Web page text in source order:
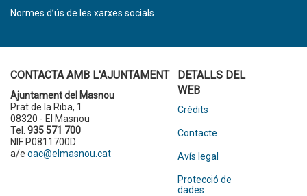
Normes d’ús de les xarxes socials
CONTACTA AMB L'AJUNTAMENT
Ajuntament del Masnou
Prat de la Riba, 1
08320 - El Masnou
Tel. 935 571 700
NIF P0811700D
a/e oac@elmasnou.cat
DETALLS DEL
WEB
Crèdits
Contacte
Avís legal
Protecció de
dades